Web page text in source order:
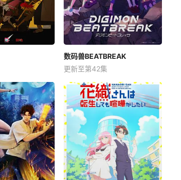
数码兽BEATBREAK
更新至第42集